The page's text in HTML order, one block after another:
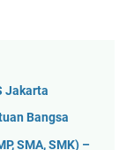
Jakarta
Bangsa
SMA, SMK) –